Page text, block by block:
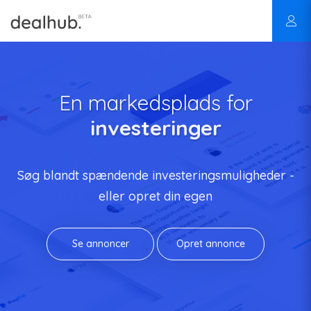
En markedsplads for
investeringer
Søg blandt spændende investeringsmuligheder -
eller opret din egen
Se annoncer Opret annonce